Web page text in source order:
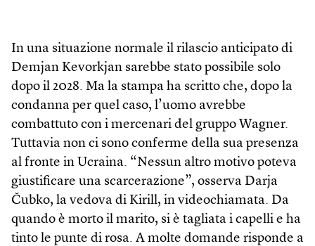
In una situazione normale il rilascio anticipato di
Demjan Kevorkjan sarebbe stato possibile solo
dopo il 2028. Ma la stampa ha scritto che, dopo la
condanna per quel caso, l’uomo avrebbe
combattuto con i mercenari del gruppo Wagner.
Tuttavia non ci sono conferme della sua presenza
al fronte in Ucraina. “Nessun altro motivo poteva
giustificare una scarcerazione”, osserva Darja
Čubko, la vedova di Kirill, in videochiamata. Da
quando è morto il marito, si è tagliata i capelli e ha
tinto le punte di rosa. A molte domande risponde a